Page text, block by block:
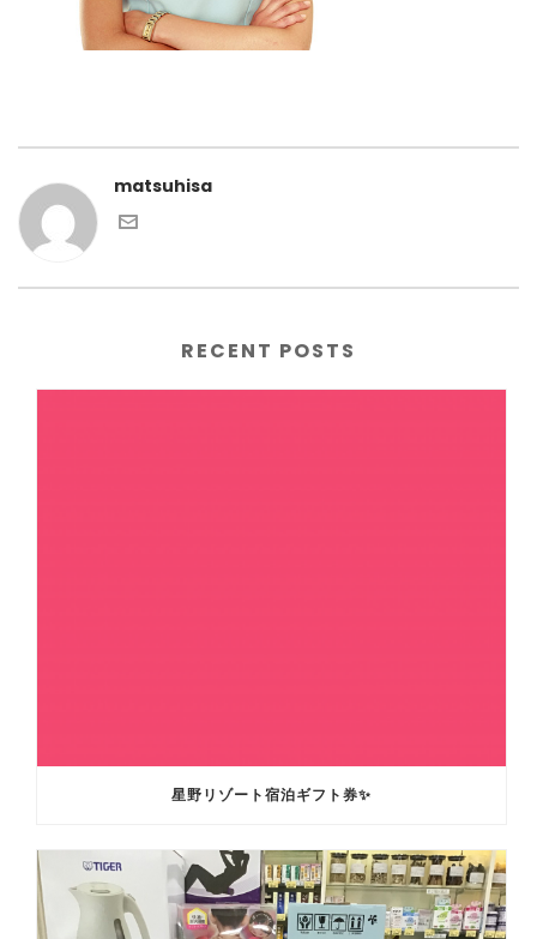
matsuhisa
RECENT POSTS
星野リゾート宿泊ギフト券✨